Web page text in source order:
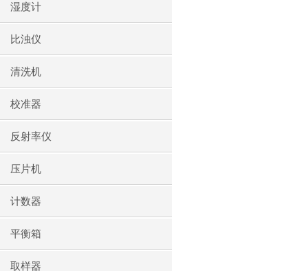
湿度计
比浊仪
清洗机
校准器
反射率仪
压片机
计数器
平衡箱
取样器